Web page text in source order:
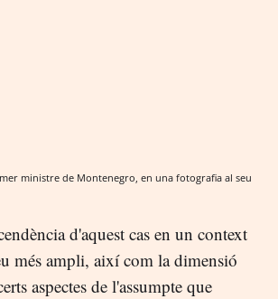
ministre de Montenegro, en una fotografia al seu
d'aquest cas en un context
més ampli, així com la dimensió
aspectes de l'assumpte que